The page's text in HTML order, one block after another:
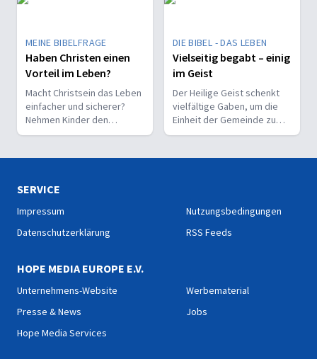
MEINE BIBELFRAGE
Haben Christen einen
Vorteil im Leben?
Macht Christsein das Leben
einfacher und sicherer?
Nehmen Kinder den
Glauben leichter an als
DIE BIBEL - DAS LEBEN
Vielseitig begabt – einig
im Geist
Der Heilige Geist schenkt
vielfältige Gaben, um die
Einheit der Gemeinde zu
stärken und sie zu
Menschen zu bekennen.
SERVICE
Impressum
Datenschutzerklärung
Nutzungsbedingungen
RSS Feeds
HOPE MEDIA EUROPE E.V.
Unternehmens-Website
Presse & News
Hope Media Services
Werbematerial
Jobs